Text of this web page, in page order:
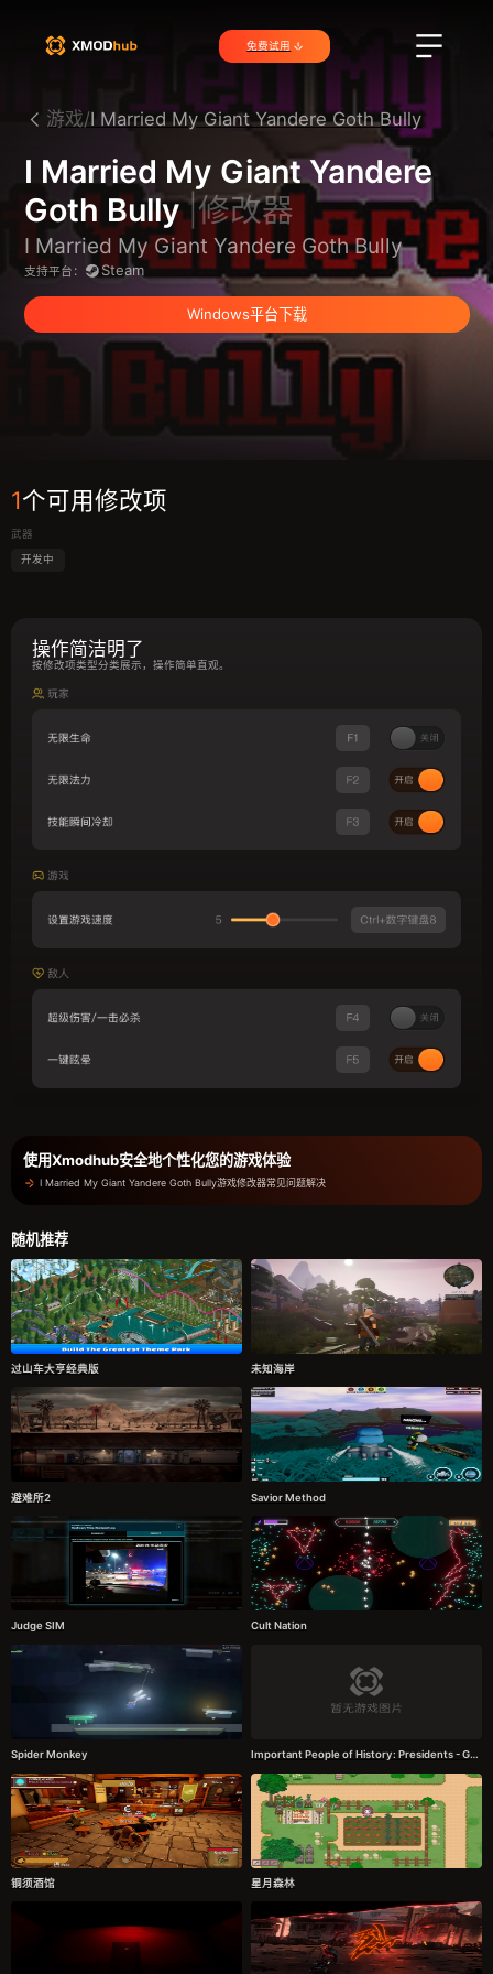
免费试用
游戏/I Married My Giant Yandere Goth Bully
I Married My Giant Yandere
Goth Bully |修改器
I Married My Giant Yandere Goth Bully
支持平台： Steam
Windows平台下载
1个可用修改项
武器
开发中
操作简洁明了
按修改项类型分类展示，操作简单直观。
使用Xmodhub安全地个性化您的游戏体验
I Married My Giant Yandere Goth Bully游戏修改器常见问题解决
随机推荐
过山车大亨经典版 未知海岸
避难所2 Savior Method
Judge SIM Cult Nation
Spider Monkey Important People of History: Presidents - George Washington Demo
铜须酒馆 星月森林